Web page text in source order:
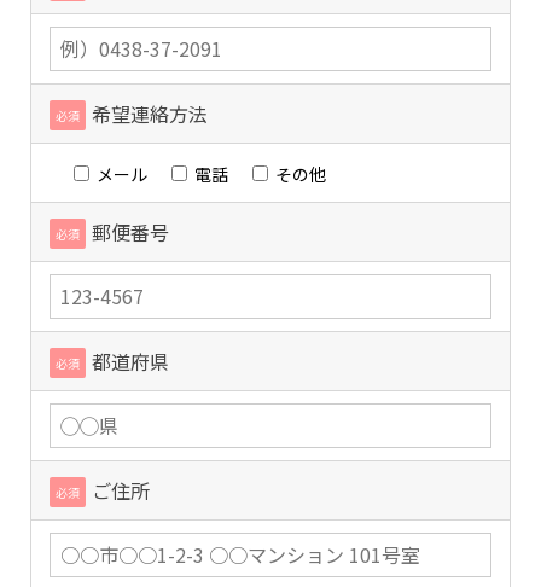
必須 希望連絡方法
メール 電話 その他
必須 郵便番号
必須 都道府県
必須 ご住所